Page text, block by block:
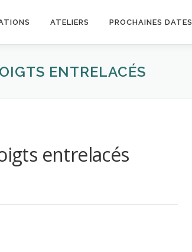
ATELIERS PROCHAINES DATES
ENTRELACÉS
entrelacés